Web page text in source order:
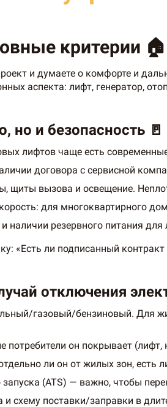
критерии 🏠
и думаете о комфорте и
аспекта: лифт, генератор,
но и безопасность 🚪
лифтов чаще есть
договора с сервисной
щиты вызова и освещение.
для многоквартирного
наличии резервного питания
«Есть ли подписанный
отключения
газовый/бензиновый.
потребители он покрывает (лифт,
ли он от жилых зон, есть
(ATS) — важно, чтобы
схему поставки/заправки в